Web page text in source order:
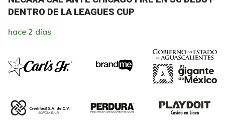
DENTRO DE LA LEAGUES CUP
hace 2 días